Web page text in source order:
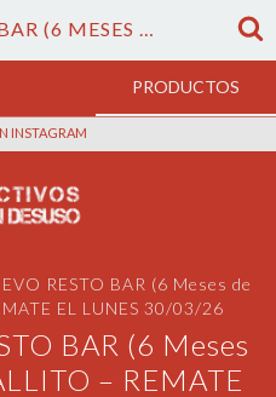
SEMI NUEVO RESTO BAR (6 MESES DE USO) EN CABALLITO – REMATE EL LUNES 30/03/26
PRODUCTOS
INSTAGRAM
RESTO BAR (6 Meses de
EL LUNES 30/03/26
BAR (6 Meses
– REMATE